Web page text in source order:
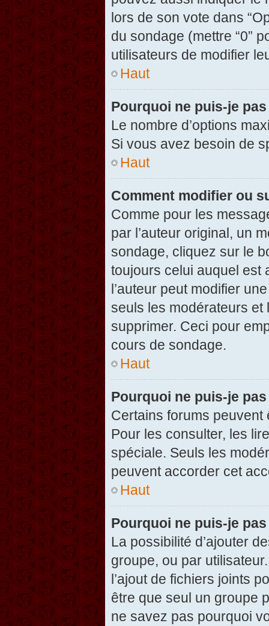
lors de son vote dans
du sondage (mettre “0”
utilisateurs de modifier
Haut
Pourquoi ne puis-je
Le nombre d’options
Si vous avez besoin de
Haut
Comment modifier ou
Comme pour les
par l’auteur original, un
sondage, cliquez sur le
toujours celui auquel est
l’auteur peut modifier
seuls les modérateurs et
supprimer. Ceci pour
cours de sondage.
Haut
Pourquoi ne puis-je
Certains forums
Pour les consulter, les
spéciale. Seuls les
peuvent accorder cet
Haut
Pourquoi ne puis-je
La possibilité d’ajouter
groupe, ou par
l’ajout de fichiers joints
être que seul un groupe
ne savez pas pourquoi